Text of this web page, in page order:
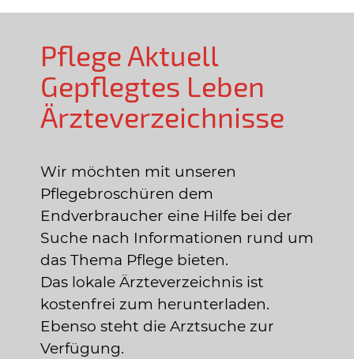
Pflege Aktuell
Gepflegtes Leben
Ärzteverzeichnisse
Wir möchten mit unseren
Pflegebroschüren dem
Endverbraucher eine Hilfe bei der
Suche nach Informationen rund um
das Thema Pflege bieten.
Das lokale Ärzteverzeichnis ist
kostenfrei zum herunterladen.
Ebenso steht die Arztsuche zur
Verfügung.